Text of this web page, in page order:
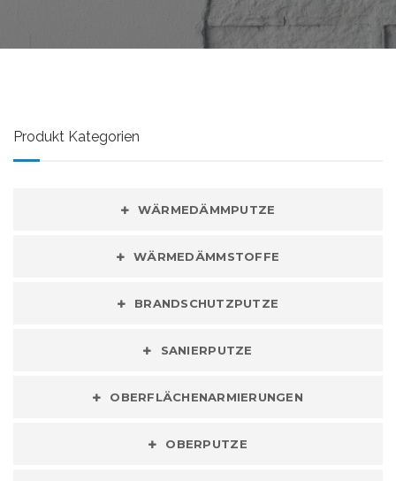
Produkt Kategorien
WÄRMEDÄMMPUTZE
WÄRMEDÄMMSTOFFE
BRANDSCHUTZPUTZE
SANIERPUTZE
OBERFLÄCHENARMIERUNGEN
OBERPUTZE